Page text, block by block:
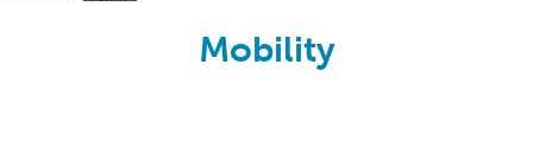
Mobility